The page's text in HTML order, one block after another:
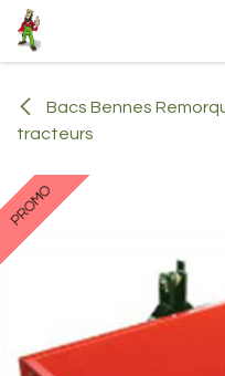
Se rendre au contenu
Bacs Bennes
tracteurs
PROMO
PROMO